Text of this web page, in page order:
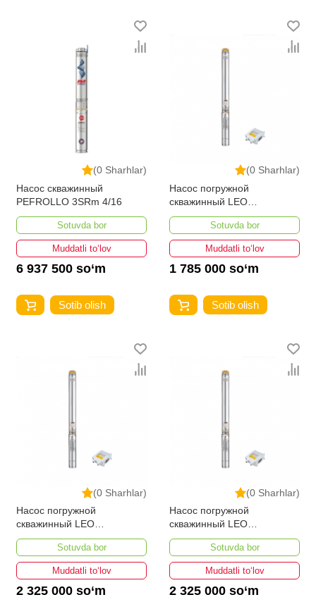
(0 Sharhlar)
Насос скважинный
PEFROLLO 3SRm 4/16
Sotuvda bor
Muddatli to‘lov
6 937 500 so‘m
Sotib olish
(0 Sharhlar)
Насос погружной
скважинный LEO
3XRM2.5/21-0.75
Sotuvda bor
Muddatli to‘lov
1 785 000 so‘m
Sotib olish
(0 Sharhlar)
Насос погружной
скважинный LEO
3XRM2.5/31-1.1
Sotuvda bor
Muddatli to‘lov
2 325 000 so‘m
(0 Sharhlar)
Насос погружной
скважинный LEO
3XRM2.5/37-1.5
Sotuvda bor
Muddatli to‘lov
2 325 000 so‘m